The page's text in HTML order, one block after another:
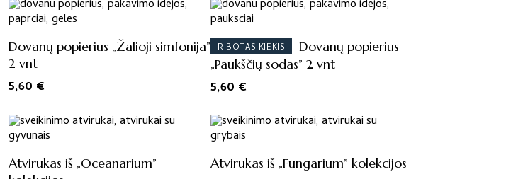
Dovanų popierius „Žalioji simfonija”
2 vnt
5,60 €
RIBOTAS KIEKIS
Dovanų popierius
„Paukščių sodas” 2 vnt
5,60 €
Atvirukas iš „Oceanarium”
Atvirukas iš „Fungarium” kolekcijos